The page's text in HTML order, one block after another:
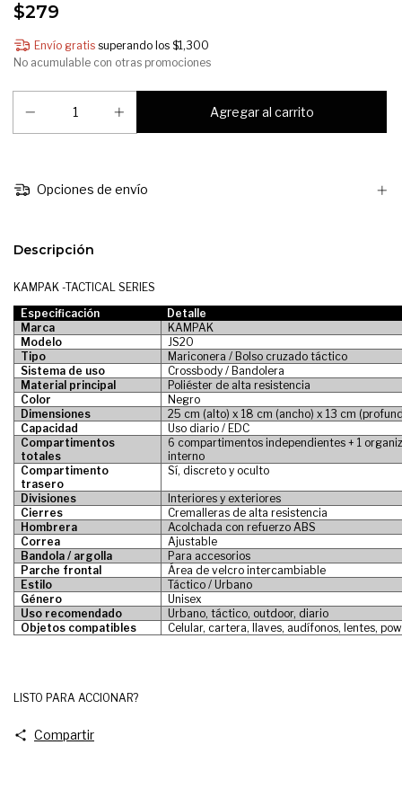
$279
Envío gratis superando los $1,300
No acumulable con otras promociones
Opciones de envío
Descripción
KAMPAK -TACTICAL SERIES
Especificación
Detalle
Marca
KAMPAK
Modelo
JS20
Tipo
Mariconera / Bolso cruzado táctico
Sistema de uso
Crossbody / Bandolera
Material principal
Poliéster de alta resistencia
Color
Negro
Dimensiones
25 cm (alto) x 18 cm (ancho) x 13 cm
Capacidad
Uso diario / EDC
Compartimentos
totales
6 compartimentos independientes + 1
interno
Compartimento
trasero
Sí, discreto y oculto
Divisiones
Interiores y exteriores
Cierres
Cremalleras de alta resistencia
Hombrera
Acolchada con refuerzo ABS
Correa
Ajustable
Bandola / argolla
Para accesorios
Parche frontal
Área de velcro intercambiable
Estilo
Táctico / Urbano
Género
Unisex
Uso recomendado
Urbano, táctico, outdoor, diario
Objetos compatibles
Celular, cartera, llaves, audífonos, lentes,
LISTO PARA ACCIONAR?
Compartir